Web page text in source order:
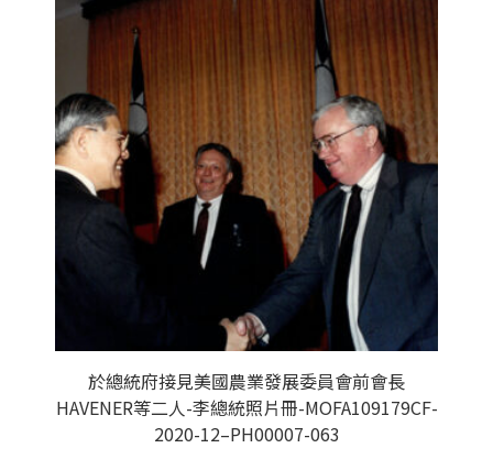
於總統府接見美國農業發展委員會前會長
HAVENER等二人-李總統照片冊-MOFA109179CF-
2020-12–PH00007-063